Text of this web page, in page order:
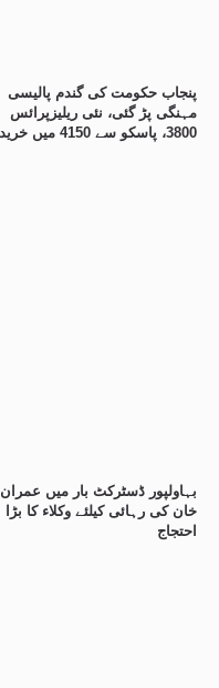
پنجاب حکومت کی گندم پالیسی
مہنگی پڑ گئی، نئی ریلیزپرائس
3800، پاسکو سے 4150 میں خریداری
بہاولپور ڈسٹرکٹ بار میں عمران
خان کی رہائی کیلئے وکلاء کا بڑا
احتجاج